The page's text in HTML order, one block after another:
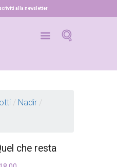
Iscriviti alla newsletter
/ Nadir /
che resta